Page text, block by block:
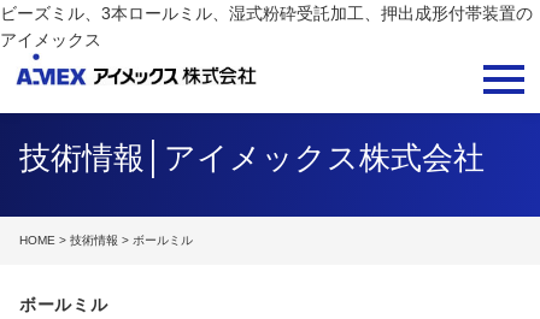
ビーズミル、3本ロールミル、湿式粉砕受託加工、押出成形付帯装置の
アイメックス
技術情報│アイメックス株式会社
HOME > 技術情報 > ボールミル
ボールミル